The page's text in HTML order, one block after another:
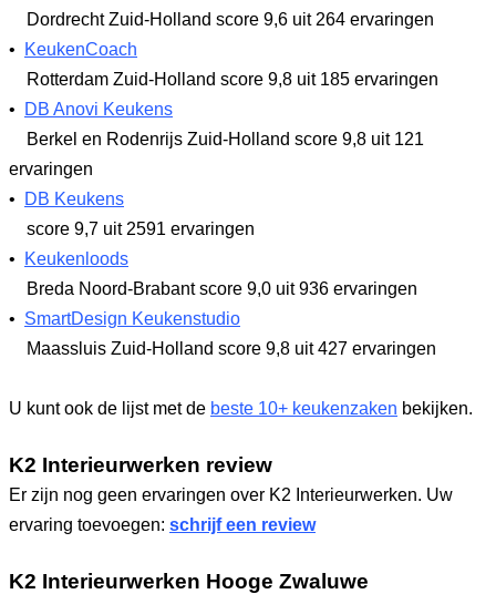
Dordrecht Zuid-Holland score 9,6 uit 264 ervaringen
•
KeukenCoach
Rotterdam Zuid-Holland score 9,8 uit 185 ervaringen
•
DB Anovi Keukens
Berkel en Rodenrijs Zuid-Holland score 9,8 uit 121
ervaringen
•
DB Keukens
score 9,7 uit 2591 ervaringen
•
Keukenloods
Breda Noord-Brabantscore 9,0 uit 936 ervaringen
• SmartDesign Keukenstudio
Maassluis Zuid-Holland score 9,8 uit 427 ervaringen
U kunt ook de lijst met de beste 10+ keukenzaken bekijken.
K2 Interieurwerken review
Er zijn nog geen ervaringen over K2 Interieurwerken. Uw
ervaring toevoegen: schrijf een review
K2 Interieurwerken Hooge Zwaluwe